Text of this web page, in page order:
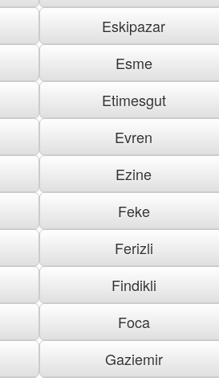
Eskipazar
Esme
Etimesgut
Evren
Ezine
Feke
Ferizli
Findikli
Foca
Gaziemir